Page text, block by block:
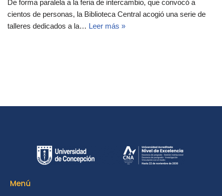
De forma paralela a la feria de intercambio, que convocó a
cientos de personas, la Biblioteca Central acogió una serie de
talleres dedicados a la… Leer más »
Menú